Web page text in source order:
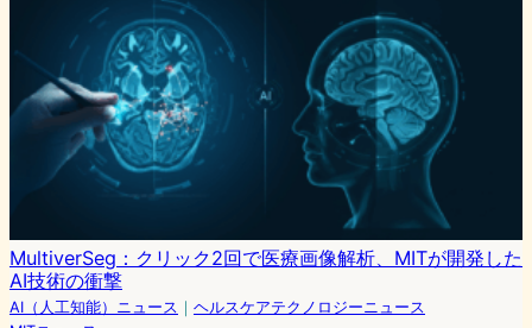
MultiverSeg：クリック2回で医療画像解析、MITが開発した
AI技術の衝撃
AI（人工知能）ニュース ｜ ヘルスケアテクノロジーニュース